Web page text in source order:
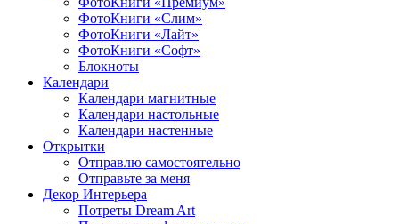
ФотоКниги «Слим»
ФотоКниги «Лайт»
ФотоКниги «Софт»
Блокноты
Календари
Календари магнитные
Календари настольные
Календари настенные
Открытки
Отправлю самостоятельно
Отправьте за меня
Декор Интерьера
Потреты Dream Art